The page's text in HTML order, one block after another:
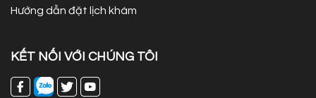
Hướng dẫn đặt lịch khám
KẾT NỐI VỚI CHÚNG TÔI